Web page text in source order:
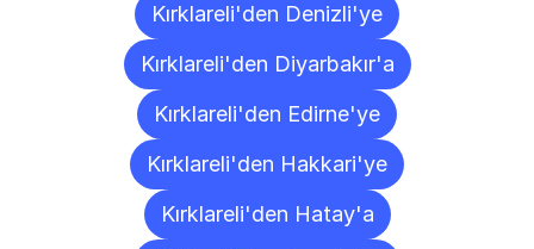
Kırklareli'den Denizli'ye
Kırklareli'den Diyarbakır'a
Kırklareli'den Edirne'ye
Kırklareli'den Hakkari'ye
Kırklareli'den Hatay'a